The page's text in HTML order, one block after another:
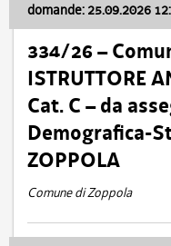
domande: 25.09.2026
334/26 –
ISTRUTTORE
Cat. C – da
Demografica-
ZOPPOLA
Comune di Zoppola